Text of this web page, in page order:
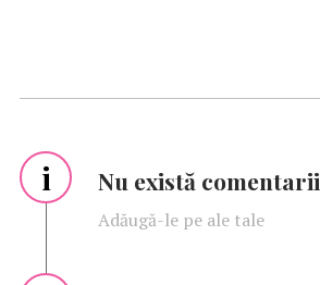
i Nu există comentarii
Adăugă-le pe ale tale